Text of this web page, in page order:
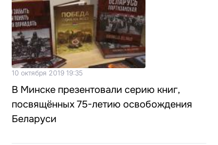
10 октября 2019 19:35
В Минске презентовали серию книг,
посвящённых 75-летию освобождения
Беларуси